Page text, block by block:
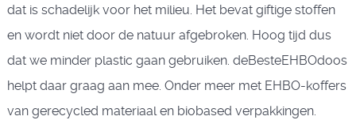
dat is schadelijk voor het milieu. Het bevat giftige stoffen
en wordt niet door de natuur afgebroken. Hoog tijd dus
dat we minder plastic gaan gebruiken. deBesteEHBOdoos
helpt daar graag aan mee. Onder meer met EHBO-koffers
van gerecycled materiaal en biobased verpakkingen.